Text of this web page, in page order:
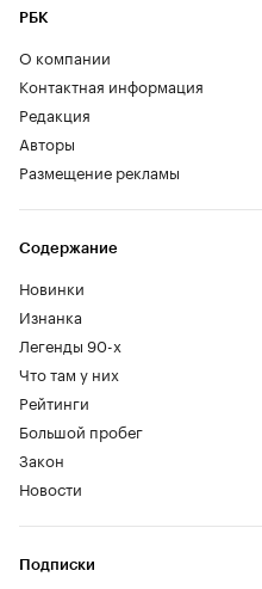
РБК
О компании
Контактная информация
Редакция
Авторы
Размещение рекламы
Содержание
Новинки
Изнанка
Легенды 90-х
Что там у них
Рейтинги
Большой пробег
Закон
Новости
Подписки